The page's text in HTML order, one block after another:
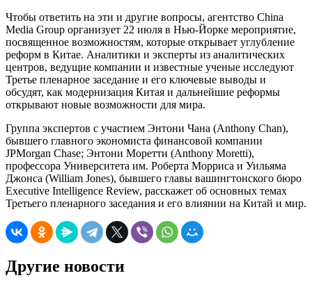
Чтобы ответить на эти и другие вопросы, агентство China
Media Group организует 22 июля в Нью-Йорке мероприятие,
посвященное возможностям, которые открывает углубление
реформ в Китае. Аналитики и эксперты из аналитических
центров, ведущие компании и известные ученые исследуют
Третье пленарное заседание и его ключевые выводы и
обсудят, как модернизация Китая и дальнейшие реформы
открывают новые возможности для мира.
Группа экспертов с участием Энтони Чана (Anthony Chan),
бывшего главного экономиста финансовой компании
JPMorgan Chase; Энтони Моретти (Anthony Moretti),
профессора Университета им. Роберта Морриса и Уильяма
Джонса (William Jones), бывшего главы вашингтонского бюро
Executive Intelligence Review, расскажет об основных темах
Третьего пленарного заседания и его влиянии на Китай и мир.
Другие новости